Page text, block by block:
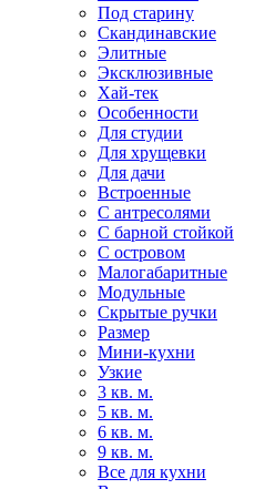
Под старину
Скандинавские
Элитные
Эксклюзивные
Хай-тек
Особенности
Для студии
Для хрущевки
Для дачи
Встроенные
С антресолями
С барной стойкой
С островом
Малогабаритные
Модульные
Скрытые ручки
Размер
Мини-кухни
Узкие
3 кв. м.
5 кв. м.
6 кв. м.
9 кв. м.
Все для кухни